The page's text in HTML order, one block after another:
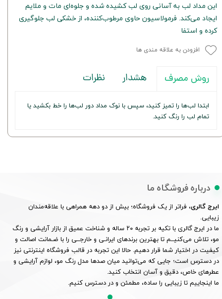
این مداد لب به آسانی روی لب کشیده شده و جلوه‌ای مات و ملایم
ایجاد می‌کند. فرمولاسیون حاوی مرطوب‌کننده، از خشکی لب جلوگیری
کرده و استفا
افزودن به علاقه مندی ها
روش مصرف هشدار نظرات
ابتدا لب‌ها را تمیز کنید، سپس با نوک مداد دور لب‌ها را خط بکشید یا
تمام لب را رنگ کنید.
درباره فروشگاه ما
ایرج گالری، فراتر از یک فروشگاه؛ بیش از دو دهه همراهی با علاقه‌مندان
زیبایی.
ما در ایرج گالری با تکیه بر تجربه ۲۰ ساله و شناخت عمیق از بازار آرایشی و رنگ
مو، تلاش می‌کنیــم تا بهترین برندهای ایرانـی و خارجــی را با ضـمانت اصالت و
کیفیت در اختیار شما قرار دهیم. حالا این تجربه در قالب فروشگاه اینترنتی نیز
در دسترس است؛ جایی که می‌توانید میان صدها مدل رنگ مو، لوازم آرایشی و
عطرهای خاص، دقیق و آسان انتخاب کنید.
ما اینجاییم تا زیبایی را ساده، مطمئن و در دسترس کنیم.